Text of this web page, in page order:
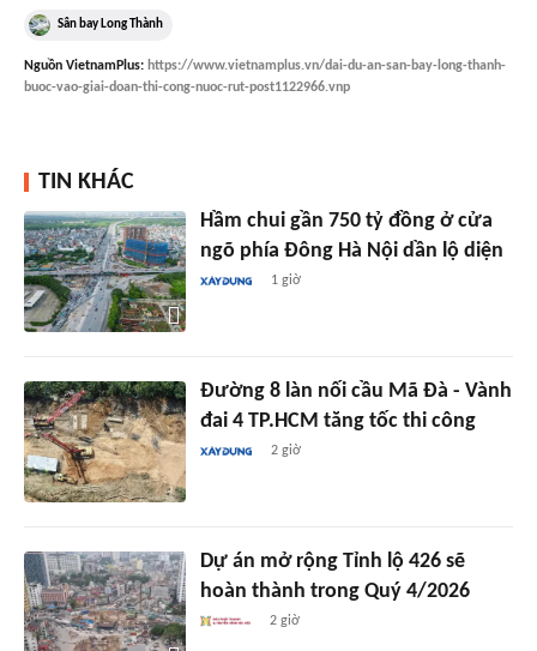
Sân bay Long Thành
Nguồn VietnamPlus: https://www.vietnamplus.vn/dai-du-an-san-bay-long-thanh-
buoc-vao-giai-doan-thi-cong-nuoc-rut-post1122966.vnp
TIN KHÁC
Hầm chui gần 750 tỷ đồng ở cửa
ngõ phía Đông Hà Nội dần lộ diện
1 giờ
Đường 8 làn nối cầu Mã Đà - Vành
đai 4 TP.HCM tăng tốc thi công
2 giờ
Dự án mở rộng Tỉnh lộ 426 sẽ
hoàn thành trong Quý 4/2026
2 giờ